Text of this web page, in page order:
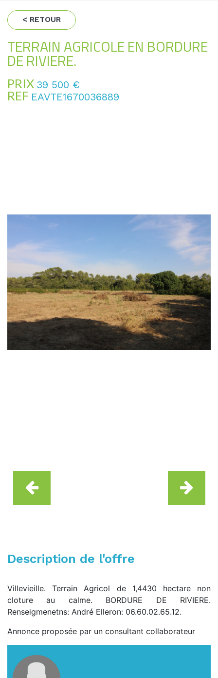
< RETOUR
TERRAIN AGRICOLE EN BORDURE
DE RIVIERE.
PRIX 39 500 €
REF EAVTE1670036889
Description de l'offre
Villevieille. Terrain Agricol de 1,4430 hectare non
cloture au calme. BORDURE DE RIVIERE.
Renseigmenetns: André Elleron: 06.60.02.65.12.
Annonce proposée par un consultant collaborateur